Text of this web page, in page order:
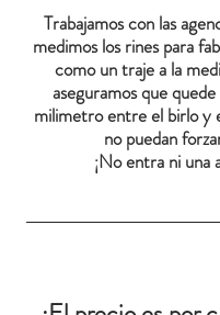
Trabajamos con las
medimos los rines para
como un traje a la
aseguramos que
milimetro entre el birlo y
no puedan
¡No entra ni una